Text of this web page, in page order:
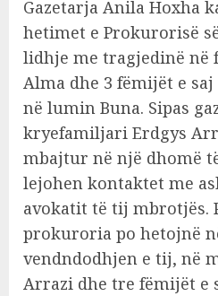
Gazetarja Anila Hoxha
hetimet e Prokurorisë
lidhje me tragjedinë në
Alma dhe 3 fëmijët e
në lumin Buna. Sipas
kryefamiljari Erdgys
mbajtur në një dhomë
lejohen kontaktet me
avokatit të tij mbrotjës.
prokuroria po hetojnë
vendndodhjen e tij, në
Arrazi dhe tre fëmijët e